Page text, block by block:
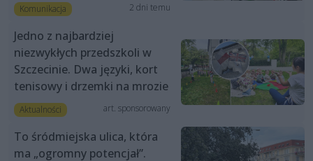
Komunikacja 2 dni temu
Jedno z najbardziej
niezwykłych przedszkoli w
Szczecinie. Dwa języki, kort
tenisowy i drzemki na mrozie
Aktualności art. sponsorowany
To śródmiejska ulica, która
ma „ogromny potencjał”.